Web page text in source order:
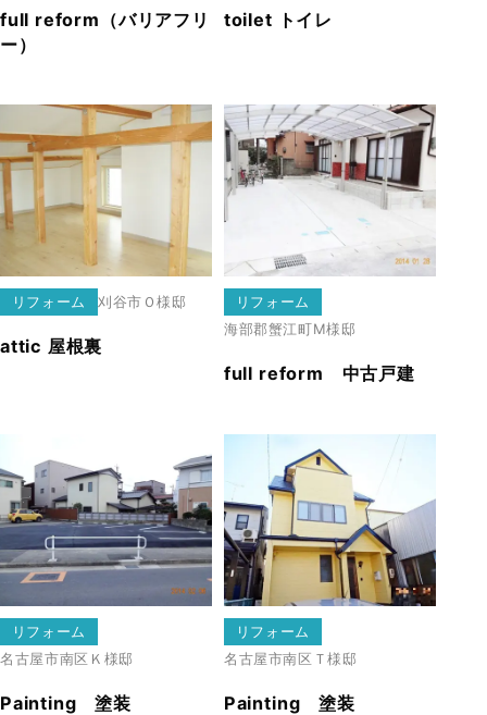
full reform（バリアフリ
ー）
toilet トイレ
リフォーム 刈谷市 Ｏ様邸
attic 屋根裏
リフォーム
海部郡蟹江町Ⅿ様邸
full reform 中古戸建
リフォーム
名古屋市南区 Ｋ様邸
Painting 塗装
リフォーム
名古屋市南区 Ｔ様邸
Painting 塗装